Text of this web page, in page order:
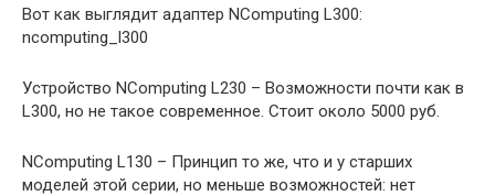
Вот как выглядит адаптер NComputing L300:
ncomputing_l300
Устройство NComputing L230 – Возможности почти как в
L300, но не такое современное. Стоит около 5000 руб.
NComputing L130 – Принцип то же, что и у старших
моделей этой серии, но меньше возможностей: нет